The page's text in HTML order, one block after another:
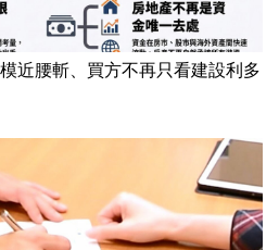
近腰斬、買方不再只看建設利多